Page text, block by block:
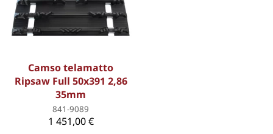
Camso telamatto
Ripsaw Full 50x391 2,86
35mm
841-9089
1 451,00 €